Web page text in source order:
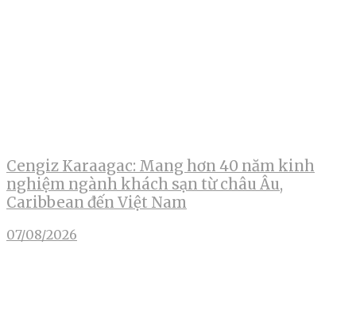
Cengiz Karaagac: Mang hơn 40 năm kinh
nghiệm ngành khách sạn từ châu Âu,
Caribbean đến Việt Nam
07/08/2026